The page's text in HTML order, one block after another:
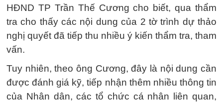
HĐND TP Trần Thế Cương cho biết, qua thẩm
tra cho thấy các nội dung của 2 tờ trình dự thảo
nghị quyết đã tiếp thu nhiều ý kiến thẩm tra, tham
vấn.
Tuy nhiên, theo ông Cương, đây là nội dung cần
được đánh giá kỹ, tiếp nhận thêm nhiều thông tin
của Nhân dân, các tổ chức cá nhân liên quan,